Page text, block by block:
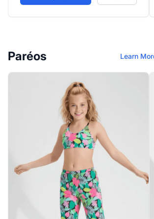
Paréos Learn